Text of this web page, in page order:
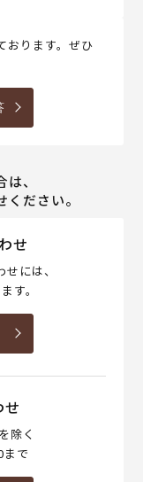
おります。ぜひ
、
ださい。
せ
には、
す。
せ
除く
で